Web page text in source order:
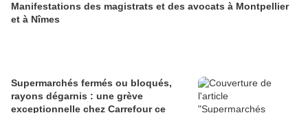
Manifestations des magistrats et des avocats à Montpellier
et à Nîmes
Supermarchés fermés ou bloqués,
rayons dégarnis : une grève
exceptionnelle chez Carrefour ce